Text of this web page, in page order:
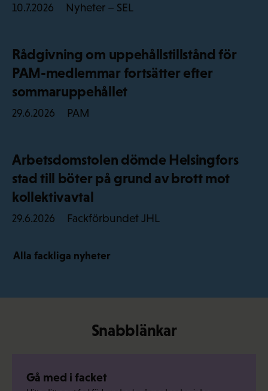
10.7.2026 Nyheter – SEL
Rådgivning om uppehållstillstånd för
PAM-medlemmar fortsätter efter
sommaruppehållet
29.6.2026 PAM
Arbetsdomstolen dömde Helsingfors
stad till böter på grund av brott mot
kollektivavtal
29.6.2026 Fackförbundet JHL
Alla fackliga nyheter
Snabblänkar
Gå med i facket